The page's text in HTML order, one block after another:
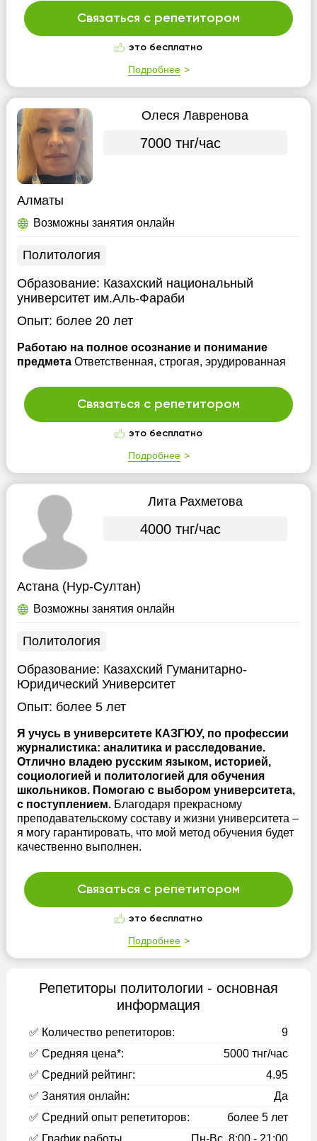
Связаться с репетитором
это бесплатно
Подробнее
Олеся Лавренова
7000 тнг/час
Алматы
Возможны занятия онлайн
Политология
Образование: Казахский национальный
университет им.Аль-Фараби
Опыт: более 20 лет
Работаю на полное осознание и понимание
предмета Ответственная, строгая, эрудированная
Связаться с репетитором
это бесплатно
Подробнее
Лита Рахметова
4000 тнг/час
Астана (Нур-Султан)
Возможны занятия онлайн
Политология
Образование: Казахский Гуманитарно-
Юридический Университет
Опыт: более 5 лет
Я учусь в университете КАЗГЮУ, по профессии
журналистика: аналитика и расследование.
Отлично владею русским языком, историей,
социологией и политологией для обучения
школьников. Помогаю с выбором университета,
с поступлением. Благодаря прекрасному
преподавательскому составу и жизни университета –
я могу гарантировать, что мой метод обучения будет
качественно выполнен.
Связаться с репетитором
это бесплатно
Подробнее
Репетиторы политологии - основная
информация
✅ Количество репетиторов:
9
✅ Средняя цена*:
5000 тнг/час
✅ Средний рейтинг:
4.95
✅ Занятия онлайн:
Да
✅ Средний опыт репетиторов:
более 5 лет
✅ График работы
Пн-Вс, 8:00 - 21:00